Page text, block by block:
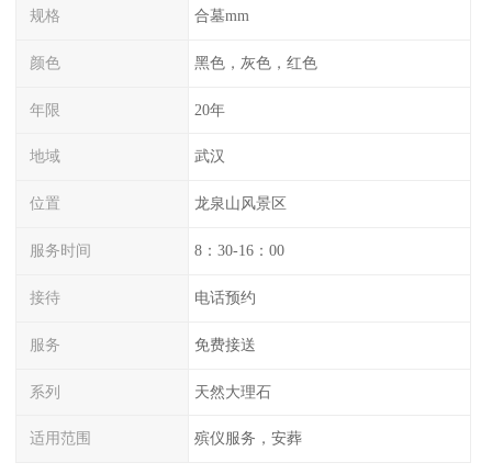
规格 合墓mm
颜色 黑色，灰色，红色
年限 20年
地域 武汉
位置 龙泉山风景区
服务时间 8：30-16：00
接待 电话预约
服务 免费接送
系列 天然大理石
适用范围 殡仪服务，安葬